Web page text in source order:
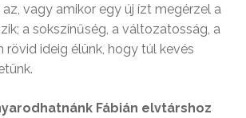
az, vagy amikor egy új ízt megérzel a
a sokszínűség, a változatosság, a
rövid ideig élünk, hogy túl kevés
Fábián elvtárshoz